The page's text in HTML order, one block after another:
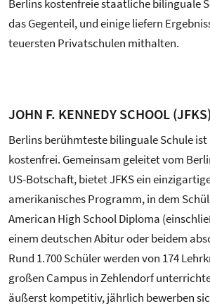
Berlins kostenfreie staatliche bilinguale
das Gegenteil, und einige liefern
teuersten Privatschulen mithalten.
JOHN F. KENNEDY SCHOOL (JFKS)
Berlins berühmteste bilinguale Schule
kostenfrei. Gemeinsam geleitet vom
US-Botschaft, bietet JFKS ein
amerikanisches Programm, in dem
American High School Diploma
einem deutschen Abitur oder beidem
Rund 1.700 Schüler werden von 174
großen Campus in Zehlendorf
äußerst kompetitiv, jährlich bewerben